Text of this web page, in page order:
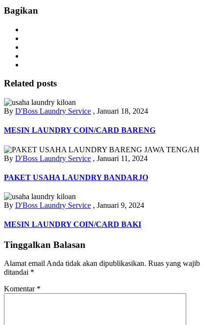
Bagikan
Related posts
By D'Boss Laundry Service , Januari 18, 2024
MESIN LAUNDRY COIN/CARD BARENG
By D'Boss Laundry Service , Januari 11, 2024
PAKET USAHA LAUNDRY BANDARJO
By D'Boss Laundry Service , Januari 9, 2024
MESIN LAUNDRY COIN/CARD BAKI
Tinggalkan Balasan
Alamat email Anda tidak akan dipublikasikan. Ruas yang wajib
ditandai *
Komentar *